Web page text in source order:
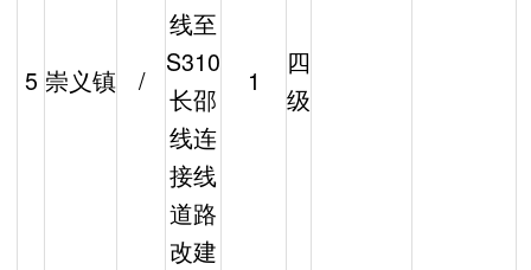
5 崇义镇 /
线至
S310
长邵
线连
接线
道路
改建
1
四
级